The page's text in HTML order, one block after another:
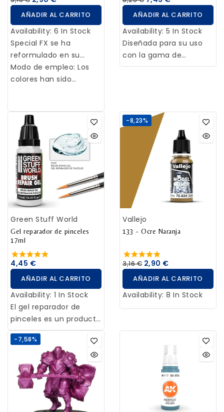
AÑADIR AL CARRITO
Availability: 6 In Stock
Special FX se ha
reformulado en su
totalidad con el fin de
reproducir diferentes
escenificaciones de
fantasía. Sangre, bilis,
vómitos y otras
texturas orgánicas, son
ideales para aplicar
sobre figuras
fantásticas o de ciencia
ficción. Efectos como
corrosión nos
permitirán aportar
desgaste en figuras,
escenas y dioramas.
Modo de empleo: Los
colores han sido
AÑADIR AL CARRITO
Availability: 5 In Stock
Diseñada para su uso
con la gama de
pinturas Citadel
detalladas e
interesantes para todas
tus miniaturas. Esta
herramienta de dos
cabezas es ideal para
aplicar texturas a
cualquier peana
Citadel.
Green Stuff World
Gel reparador de pinceles
17ml
4,45 €
AÑADIR AL CARRITO
Availability: 1 In Stock
El gel reparador de
pinceles es un producto
utilizado para revivir y
restaurar la forma de
las pinceles de pintura.
Contiene una mezcla
de agentes
acondicionadores y
disolventes que actúan
-8,23%
Vallejo
133 - Ocre Naranja
3,16 € 2,90 €
AÑADIR AL CARRITO
Availability: 8 In Stock
-7,58%